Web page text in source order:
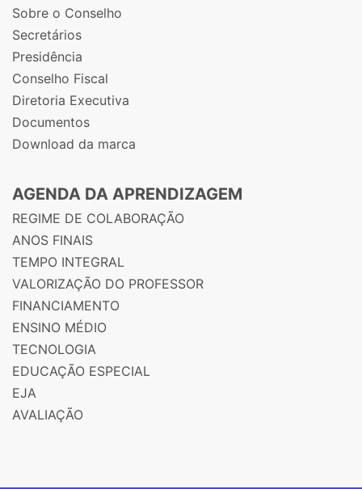
Sobre o Conselho
Secretários
Presidência
Conselho Fiscal
Diretoria Executiva
Documentos
Download da marca
AGENDA DA APRENDIZAGEM
REGIME DE COLABORAÇÃO
ANOS FINAIS
TEMPO INTEGRAL
VALORIZAÇÃO DO PROFESSOR
FINANCIAMENTO
ENSINO MÉDIO
TECNOLOGIA
EDUCAÇÃO ESPECIAL
EJA
AVALIAÇÃO